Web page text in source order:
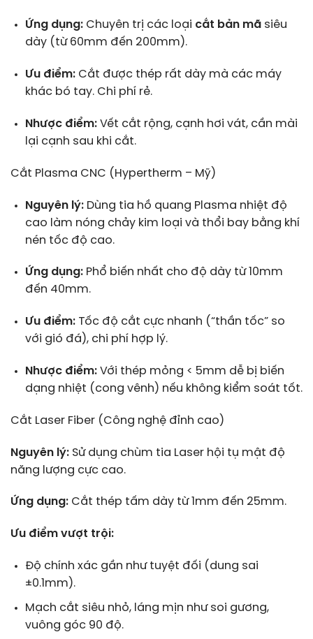
Ứng dụng:Chuyên trị các loại cắt bản mãsiêu
dày (từ 60mm đến 200mm).
Ưu điểm:Cắt được thép rất dày mà các máy
khác bó tay. Chi phí rẻ.
Nhược điểm:Vết cắt rộng, cạnh hơi vát, cần mài
lại cạnh sau khi cắt.
Cắt Plasma CNC (Hypertherm – Mỹ)
Nguyên lý:Dùng tia hồ quang Plasma nhiệt độ
cao làm nóng chảy kim loại và thổi bay bằng khí
nén tốc độ cao.
Ứng dụng:Phổ biến nhất cho độ dày từ 10mm
đến 40mm.
Ưu điểm:Tốc độ cắt cực nhanh (“thần tốc” so
với gió đá), chi phí hợp lý.
Nhược điểm:Với thép mỏng < 5mm dễ bị biến
dạng nhiệt (cong vênh) nếu không kiểm soát tốt.
Cắt Laser Fiber (Công nghệ đỉnh cao)
Nguyên lý: Sử dụng chùm tia Laser hội tụ mật độ
năng lượng cực cao.
Ứng dụng: Cắt thép tấm dày từ 1mm đến 25mm.
Ưu điểm vượt trội:
Độ chính xác gần như tuyệt đối (dung sai
±0.1mm).
Mạch cắt siêu nhỏ, láng mịn như soi gương,
vuông góc 90 độ.